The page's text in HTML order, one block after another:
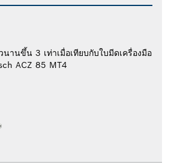
นานขึ้น 3 เท่าเมื่อเทียบกับใบมีดเครื่องมือ
ACZ 85 MT4